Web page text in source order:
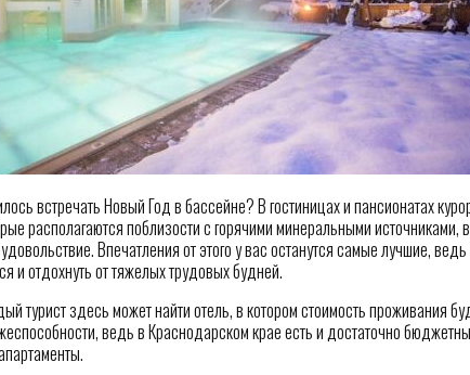
встречать Новый Год в бассейне? В гостиницах и пансионатах
располагаются поблизости с горячими минеральными источниками,
Впечатления от этого у вас останутся самые лучшие,
и отдохнуть от тяжелых трудовых будней.
турист здесь может найти отель, в котором стоимость проживания
ведь в Краснодарском крае есть и достаточно